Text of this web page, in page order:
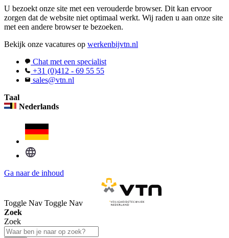
U bezoekt onze site met een verouderde browser. Dit kan ervoor
zorgen dat de website niet optimaal werkt. Wij raden u aan onze site
met een andere browser te bezoeken.
Bekijk onze vacatures op werkenbijvtn.nl
Chat met een specialist
+31 (0)412 - 69 55 55
sales@vtn.nl
Taal
Nederlands
Ga naar de inhoud
Toggle Nav Toggle Nav
Zoek
Zoek